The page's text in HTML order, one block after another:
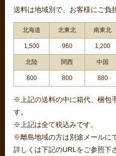
送料は地域別で、お客様にご負
北海道 北東北 南東北
1,500 960 1,200
北陸 関西 中国
800 800 880
※上記の送料の中に箱代、梱包
す。
※上記は全て税込みです。
※離島地域の方は別途メールに
詳しくは下記のURLをご参照下